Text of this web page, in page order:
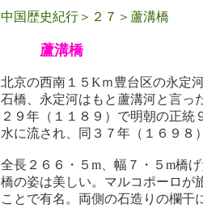
中国歴史紀行＞２７＞蘆溝橋
蘆溝橋
北京の西南１５Kｍ豊台区の永定
石橋、永定河はもと蘆溝河と言っ
２９年（１１８９）で明朝の正
水に流され、同３７年（１６９８
全長２６６・５m、幅７・５m橋
橋の姿は美しい。マルコポーロが
ことで有名。両側の石造りの欄干